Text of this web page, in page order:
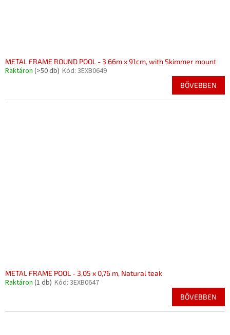
METAL FRAME ROUND POOL - 3.66m x 91cm, with Skimmer mount
Raktáron (>50 db) Kód: 3EXB0649
BŐVEBBEN
METAL FRAME POOL - 3,05 x 0,76 m, Natural teak
Raktáron (1 db) Kód: 3EXB0647
BŐVEBBEN